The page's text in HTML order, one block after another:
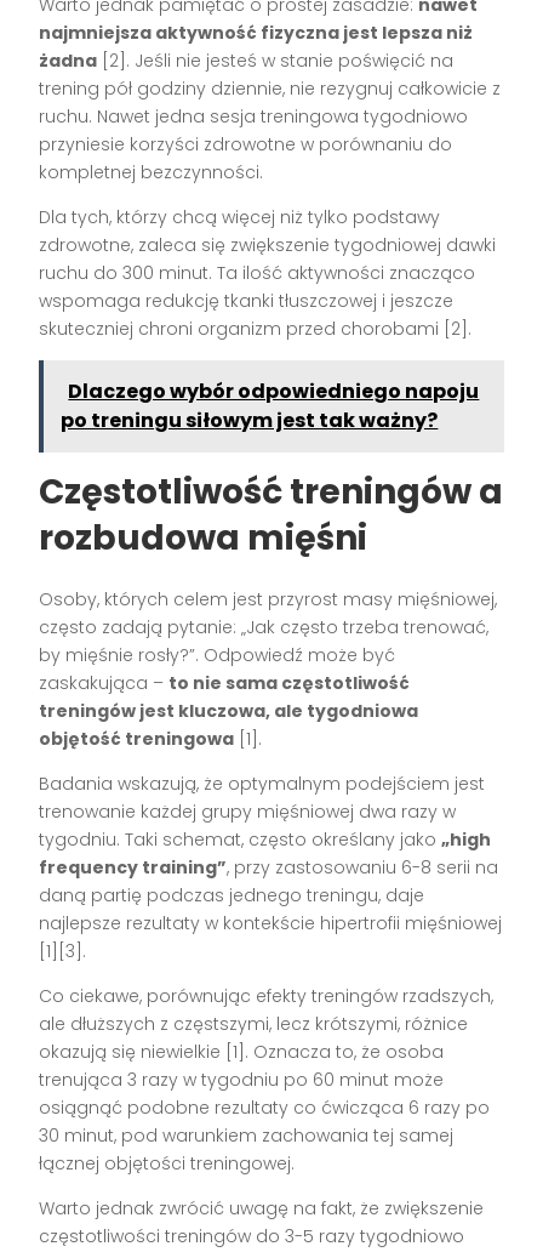
najmniejsza aktywność fizyczna jest lepsza niż
żadna [2]. Jeśli nie jesteś w stanie poświęcić na
trening pół godziny dziennie, nie rezygnuj całkowicie z
ruchu. Nawet jedna sesja treningowa tygodniowo
przyniesie korzyści zdrowotne w porównaniu do
kompletnej bezczynności.
Dla tych, którzy chcą więcej niż tylko podstawy
zdrowotne, zaleca się zwiększenie tygodniowej dawki
ruchu do 300 minut. Ta ilość aktywności znacząco
wspomaga redukcję tkanki tłuszczowej i jeszcze
skuteczniej chroni organizm przed chorobami [2].
Dlaczego wybór odpowiedniego napoju
po treningu siłowym jest tak ważny?
Częstotliwość treningów a
rozbudowa mięśni
Osoby, których celem jest przyrost masy mięśniowej,
często zadają pytanie: „Jak często trzeba trenować,
by mięśnie rosły?”. Odpowiedź może być
zaskakująca – to nie sama częstotliwość
treningów jest kluczowa, ale tygodniowa
objętość treningowa [1].
Badania wskazują, że optymalnym podejściem jest
trenowanie każdej grupy mięśniowej dwa razy w
tygodniu. Taki schemat, często określany jako„high
frequency training”, przy zastosowaniu 6-8 serii na
daną partię podczas jednego treningu, daje
najlepsze rezultaty w kontekście hipertrofii mięśniowej
[1][3].
Co ciekawe, porównując efekty treningów rzadszych,
ale dłuższych z częstszymi, lecz krótszymi, różnice
okazują się niewielkie [1]. Oznacza to, że osoba
trenująca 3 razy w tygodniu po 60 minut może
osiągnąć podobne rezultaty co ćwicząca 6 razy po
30 minut, pod warunkiem zachowania tej samej
łącznej objętości treningowej.
Warto jednak zwrócić uwagę na fakt, że zwiększenie
częstotliwości treningów do 3-5 razy tygodniowo